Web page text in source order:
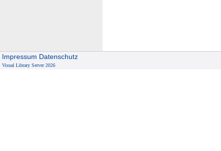
Impressum Datenschutz
Visual Library Server 2026